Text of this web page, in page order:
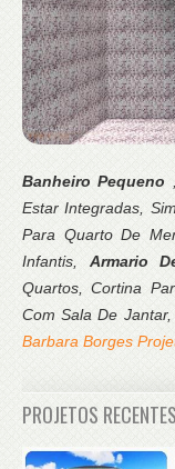
Banheiro Pequeno
Estar Integradas,
Para Quarto De
Infantis, Armario
Quartos, Cortina
Com Sala De
Barbara Borges
PROJETOS RECENTES